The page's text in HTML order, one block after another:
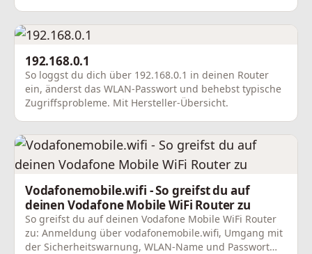
192.168.0.1
So loggst du dich über 192.168.0.1 in deinen Router
ein, änderst das WLAN-Passwort und behebst typische
Zugriffsprobleme. Mit Hersteller-Übersicht.
Vodafonemobile.wifi - So greifst du auf
deinen Vodafone Mobile WiFi Router zu
So greifst du auf deinen Vodafone Mobile WiFi Router
zu: Anmeldung über vodafonemobile.wifi, Umgang mit
der Sicherheitswarnung, WLAN-Name und Passwort